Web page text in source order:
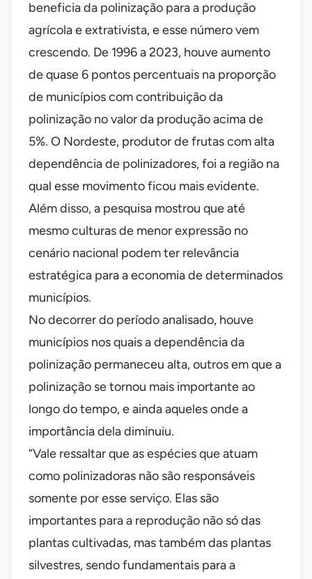
beneficia da polinização para a produção
agrícola e extrativista, e esse número vem
crescendo. De 1996 a 2023, houve aumento
de quase 6 pontos percentuais na proporção
de municípios com contribuição da
polinização no valor da produção acima de
5%. O Nordeste, produtor de frutas com alta
dependência de polinizadores, foi a região na
qual esse movimento ficou mais evidente.
Além disso, a pesquisa mostrou que até
mesmo culturas de menor expressão no
cenário nacional podem ter relevância
estratégica para a economia de determinados
municípios.
No decorrer do período analisado, houve
municípios nos quais a dependência da
polinização permaneceu alta, outros em que a
polinização se tornou mais importante ao
longo do tempo, e ainda aqueles onde a
importância dela diminuiu.
“Vale ressaltar que as espécies que atuam
como polinizadoras não são responsáveis
somente por esse serviço. Elas são
importantes para a reprodução não só das
plantas cultivadas, mas também das plantas
silvestres, sendo fundamentais para a